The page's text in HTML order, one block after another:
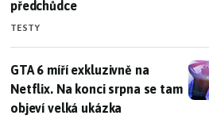
předchůdce
TESTY
GTA 6 míří exkluzivně na Netflix.
GTA 6 míří exkluzivně na
Netflix. Na konci srpna se tam
objeví velká ukázka